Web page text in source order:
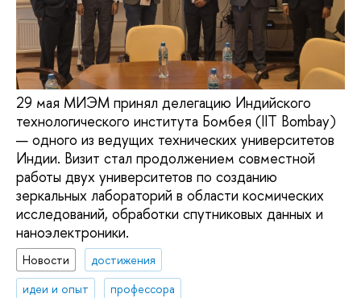
29 мая МИЭМ принял делегацию Индийского
технологического института Бомбея (IIT Bombay)
— одного из ведущих технических университетов
Индии. Визит стал продолжением совместной
работы двух университетов по созданию
зеркальных лабораторий в области космических
исследований, обработки спутниковых данных и
наноэлектроники.
Новости
достижения
идеи и опыт
профессора